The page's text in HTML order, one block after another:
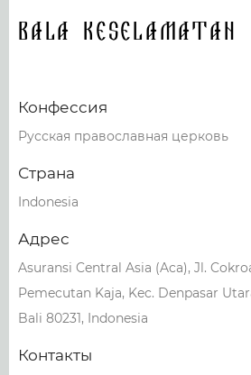
Bala Keselamatan
Конфессия
Русская православная церковь
Страна
Indonesia
Адрес
Asuransi Central Asia (Aca), Jl.
Pemecutan Kaja, Kec. Denpasar
Bali 80231, Indonesia
Контакты